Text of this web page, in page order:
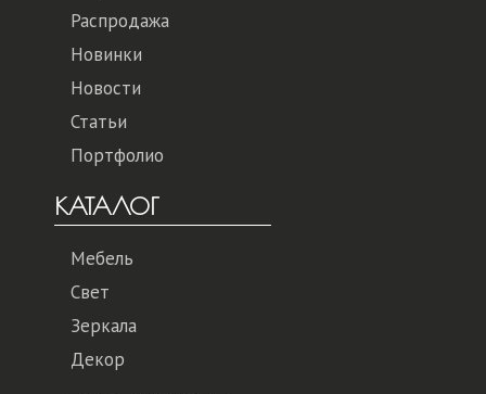
Распродажа
Новинки
Новости
Статьи
Портфолио
КАТАЛОГ
Мебель
Свет
Зеркала
Декор